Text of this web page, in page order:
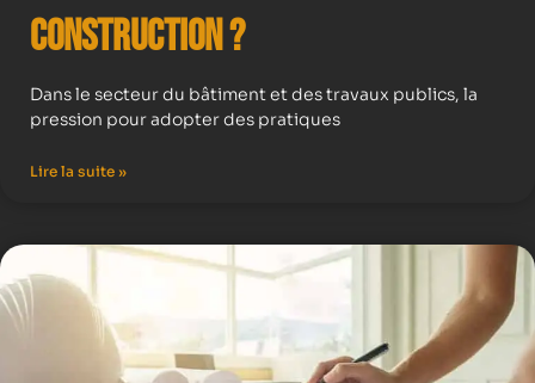
Construction ?
Dans le secteur du bâtiment et des travaux publics, la
pression pour adopter des pratiques
Lire la suite »